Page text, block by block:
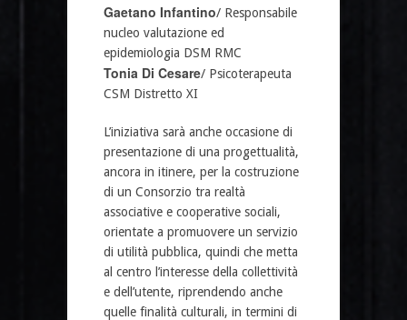
Gaetano Infantino/ Responsabile
nucleo valutazione ed
epidemiologia DSM RMC
Tonia Di Cesare/ Psicoterapeuta
CSM Distretto XI
L’iniziativa sarà anche occasione di
presentazione di una progettualità,
ancora in itinere, per la costruzione
di un Consorzio tra realtà
associative e cooperative sociali,
orientate a promuovere un servizio
di utilità pubblica, quindi che metta
al centro l’interesse della collettività
e dell’utente, riprendendo anche
quelle finalità culturali, in termini di